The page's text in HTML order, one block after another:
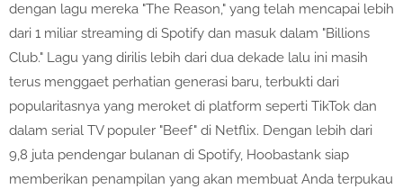
dengan lagu mereka "The Reason," yang telah mencapai lebih
dari 1 miliar streaming di Spotify dan masuk dalam "Billions
Club." Lagu yang dirilis lebih dari dua dekade lalu ini masih
terus menggaet perhatian generasi baru, terbukti dari
popularitasnya yang meroket di platform seperti TikTok dan
dalam serial TV populer "Beef" di Netflix. Dengan lebih dari
9,8 juta pendengar bulanan di Spotify, Hoobastank siap
memberikan penampilan yang akan membuat Anda terpukau